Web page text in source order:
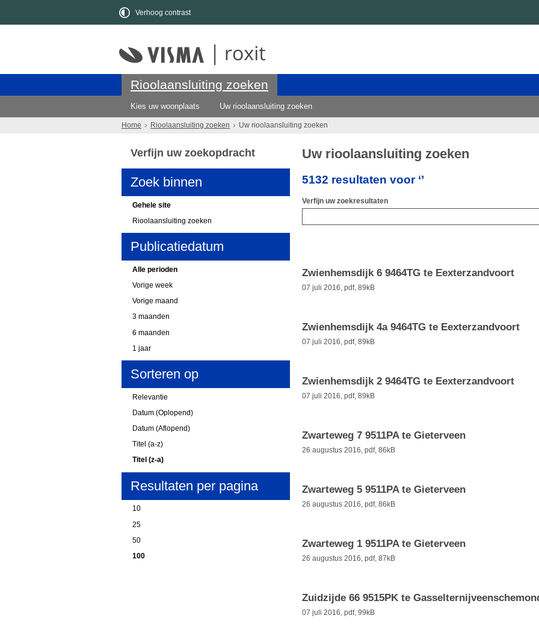
Verhoog contrast
Rioolaansluiting zoeken
Kies uw woonplaats Uw rioolaansluiting zoeken
Home Rioolaansluiting zoeken Uw rioolaansluiting zoeken
Uw rioolaansluiting zoeken
5132 resultaten voor ‘’
Verfijn uw zoekresultaten
Zwienhemsdijk 6 9464TG te Eexterzandvoort
07 juli 2016, pdf, 89kB
Zwienhemsdijk 4a 9464TG te Eexterzandvoort
07 juli 2016, pdf, 89kB
Zwienhemsdijk 2 9464TG te Eexterzandvoort
07 juli 2016, pdf, 89kB
Zwarteweg 7 9511PA te Gieterveen
26 augustus 2016, pdf, 86kB
Zwarteweg 5 9511PA te Gieterveen
26 augustus 2016, pdf, 86kB
Zwarteweg 1 9511PA te Gieterveen
26 augustus 2016, pdf, 87kB
Zuidzijde 66 9515PK te
07 juli 2016, pdf, 99kB
Verfijn uw zoekopdracht
Zoek binnen
Gehele site
Rioolaansluiting zoeken
Publicatiedatum
Alle perioden
Vorige week
Vorige maand
3 maanden
6 maanden
1 jaar
Sorteren op
Relevantie
Datum (Oplopend)
Datum (Aflopend)
Titel (a-z)
Titel (z-a)
Resultaten per pagina
10
25
50
100